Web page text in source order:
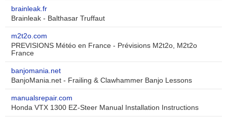
brainleak.fr
Brainleak - Balthasar Truffaut
m2t2o.com
PREVISIONS Météo en France - Prévisions M2t2o, M2t2o
France
banjomania.net
BanjoMania.net - Frailing & Clawhammer Banjo Lessons
manualsrepair.com
Honda VTX 1300 EZ-Steer Manual Installation Instructions